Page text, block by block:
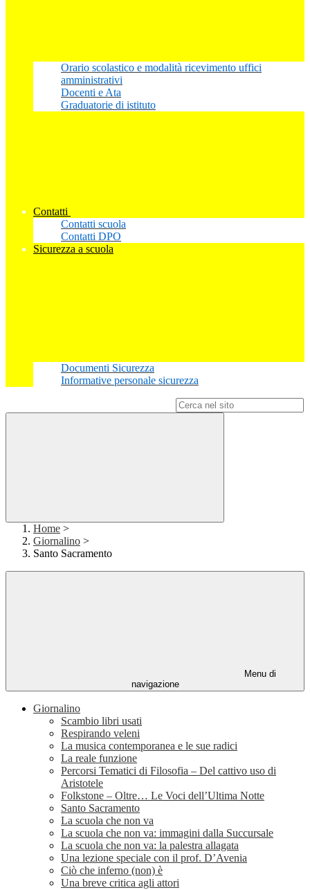
Orario scolastico e modalità ricevimento uffici
amministrativi
Docenti e Ata
Graduatorie di istituto
Contatti
Contatti scuola
Contatti DPO
Sicurezza a scuola
Documenti Sicurezza
Informative personale sicurezza
Home >
Giornalino >
Santo Sacramento
Menu di
navigazione
Giornalino
Scambio libri usati
Respirando veleni
La musica contemporanea e le sue radici
La reale funzione
Percorsi Tematici di Filosofia – Del cattivo uso di
Aristotele
Folkstone – Oltre… Le Voci dell’Ultima Notte
Santo Sacramento
La scuola che non va
La scuola che non va: immagini dalla Succursale
La scuola che non va: la palestra allagata
Una lezione speciale con il prof. D’Avenia
Ciò che inferno (non) è
Una breve critica agli attori